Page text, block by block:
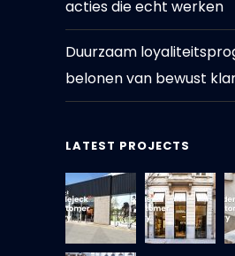
acties die echt werken
Duurzaam
belonen van bewust
LATEST PROJECTS